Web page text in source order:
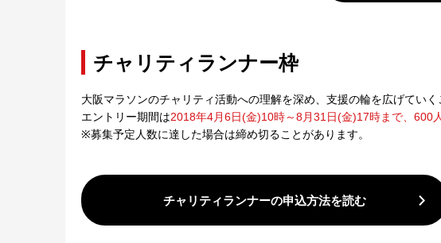
チャリティランナー枠
大阪マラソンのチャリティ活動への理解を深め、支援の輪を広げてい
エントリー期間は2018年4月6日(金)10時～8月31日(金)17時まで、600
※募集予定人数に達した場合は締め切ることがあります。
チャリティランナーの申込方法を読む